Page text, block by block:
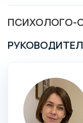
ПСИХОЛОГО-